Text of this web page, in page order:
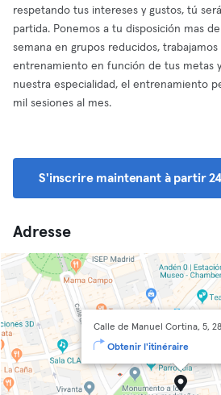
respetando tus intereses y gustos, tú
partida. Ponemos a tu disposición mas
semana en grupos reducidos,
entrenamiento en función de tus metas
nuestra especialidad, el entrenamiento
mil sesiones al mes.
S'inscrire maintenant à partir
Adresse
Calle de Manuel Cortina, 5,
Obtenir l'itinéraire